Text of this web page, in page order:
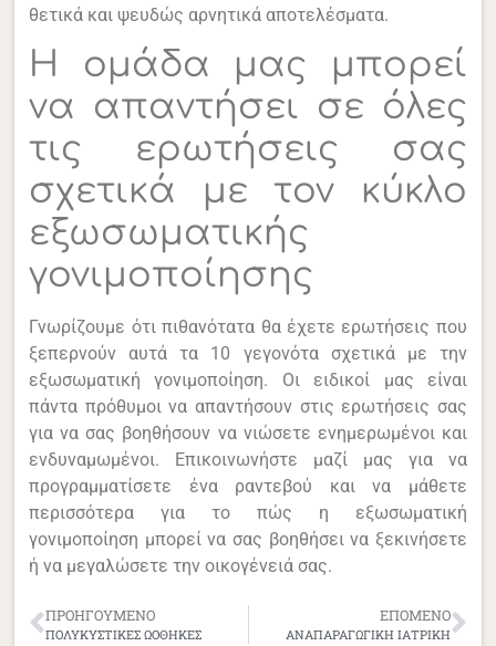
θετικά και ψευδώς αρνητικά αποτελέσματα.
Η ομάδα μας μπορεί
να απαντήσει σε όλες
τις ερωτήσεις σας
σχετικά με τον κύκλο
εξωσωματικής
γονιμοποίησης
Γνωρίζουμε ότι πιθανότατα θα έχετε ερωτήσεις που
ξεπερνούν αυτά τα 10 γεγονότα σχετικά με την
εξωσωματική γονιμοποίηση. Οι ειδικοί μας είναι
πάντα πρόθυμοι να απαντήσουν στις ερωτήσεις σας
για να σας βοηθήσουν να νιώσετε ενημερωμένοι και
ενδυναμωμένοι.
Επικοινωνήστε μαζί μας για να
προγραμματίσετε ένα ραντεβού και να μάθετε
περισσότερα για το πώς η εξωσωματική
γονιμοποίηση μπορεί να σας βοηθήσει να ξεκινήσετε
ή να μεγαλώσετε την οικογένειά σας.
ΠΡΟΗΓΟΎΜΕΝΟ
ΠΟΛΥΚΥΣΤΙΚΕΣ ΩΟΘΗΚΕΣ
ΕΠΌΜΕΝΟ
ΑΝΑΠΑΡΑΓΩΓΙΚΗ ΙΑΤΡΙΚΗ